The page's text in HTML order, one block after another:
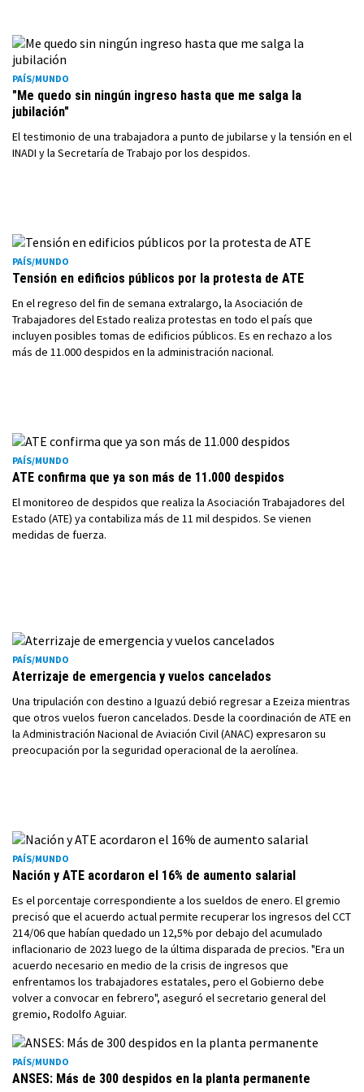
PAÍS/MUNDO
"Me quedo sin ningún ingreso hasta que me salga la
jubilación"
El testimonio de una trabajadora a punto de jubilarse y la tensión en el
INADI y la Secretaría de Trabajo por los despidos.
PAÍS/MUNDO
Tensión en edificios públicos por la protesta de ATE
En el regreso del fin de semana extralargo, la Asociación de
Trabajadores del Estado realiza protestas en todo el país que
incluyen posibles tomas de edificios públicos. Es en rechazo a los
más de 11.000 despidos en la administración nacional.
PAÍS/MUNDO
ATE confirma que ya son más de 11.000 despidos
El monitoreo de despidos que realiza la Asociación Trabajadores del
Estado (ATE) ya contabiliza más de 11 mil despidos. Se vienen
medidas de fuerza.
PAÍS/MUNDO
Aterrizaje de emergencia y vuelos cancelados
Una tripulación con destino a Iguazú debió regresar a Ezeiza mientras
que otros vuelos fueron cancelados. Desde la coordinación de ATE en
la Administración Nacional de Aviación Civil (ANAC) expresaron su
preocupación por la seguridad operacional de la aerolínea.
PAÍS/MUNDO
Nación y ATE acordaron el 16% de aumento salarial
Es el porcentaje correspondiente a los sueldos de enero. El gremio
precisó que el acuerdo actual permite recuperar los ingresos del CCT
214/06 que habían quedado un 12,5% por debajo del acumulado
inflacionario de 2023 luego de la última disparada de precios. "Era un
acuerdo necesario en medio de la crisis de ingresos que
enfrentamos los trabajadores estatales, pero el Gobierno debe
volver a convocar en febrero", aseguró el secretario general del
gremio, Rodolfo Aguiar.
PAÍS/MUNDO
ANSES: Más de 300 despidos en la planta permanente